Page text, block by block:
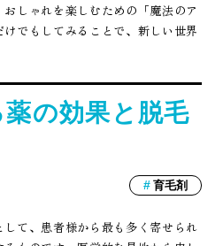
しゃれを楽しむための「魔法のア
でもしてみることで、新しい世界
の効果と脱毛
育毛剤
て、患者様から最も多く寄せられ